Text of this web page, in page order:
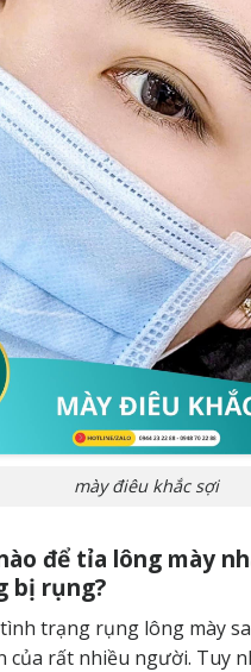
mày điêu khắc sợi
để tỉa lông mày
bị rụng?
trạng rụng lông mày
của rất nhiều người. Tuy